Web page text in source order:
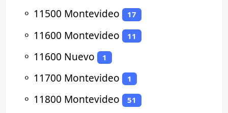
⚬ 11500 Montevideo 17
⚬ 11600 Montevideo 11
⚬ 11600 Nuevo 1
⚬ 11700 Montevideo 1
⚬ 11800 Montevideo 51